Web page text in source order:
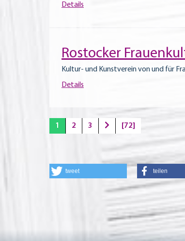
Details
Rostocker
Kultur- und Kunstverein von und für
Details
1 2 3 [72]
tweet teilen